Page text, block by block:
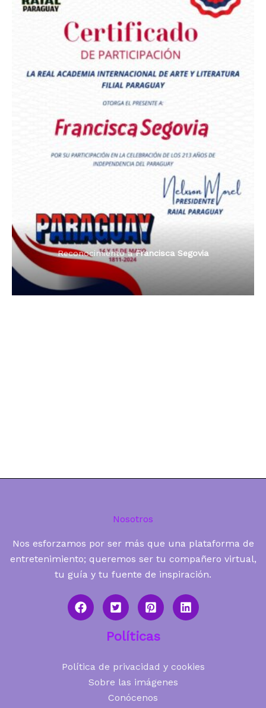
Dama de Oro 2024
Reconocimiento aFrancisca Segovia
Reconocimiento aFrancisca Segovia
Radio Tribuna Abierta
Radio Tribuna Abierta
Radio Oñondivepa Paraguay
Premio Orgullo Paraguayo
Reconocimiento aFrancisca Segovia
Nosotros
Nos esforzamos por ser más que una plataforma de
entretenimiento; queremos ser tu compañero virtual,
tu guía y tu fuente de inspiración.
Políticas
Política de privacidad y cookies
Sobre las imágenes
Conócenos